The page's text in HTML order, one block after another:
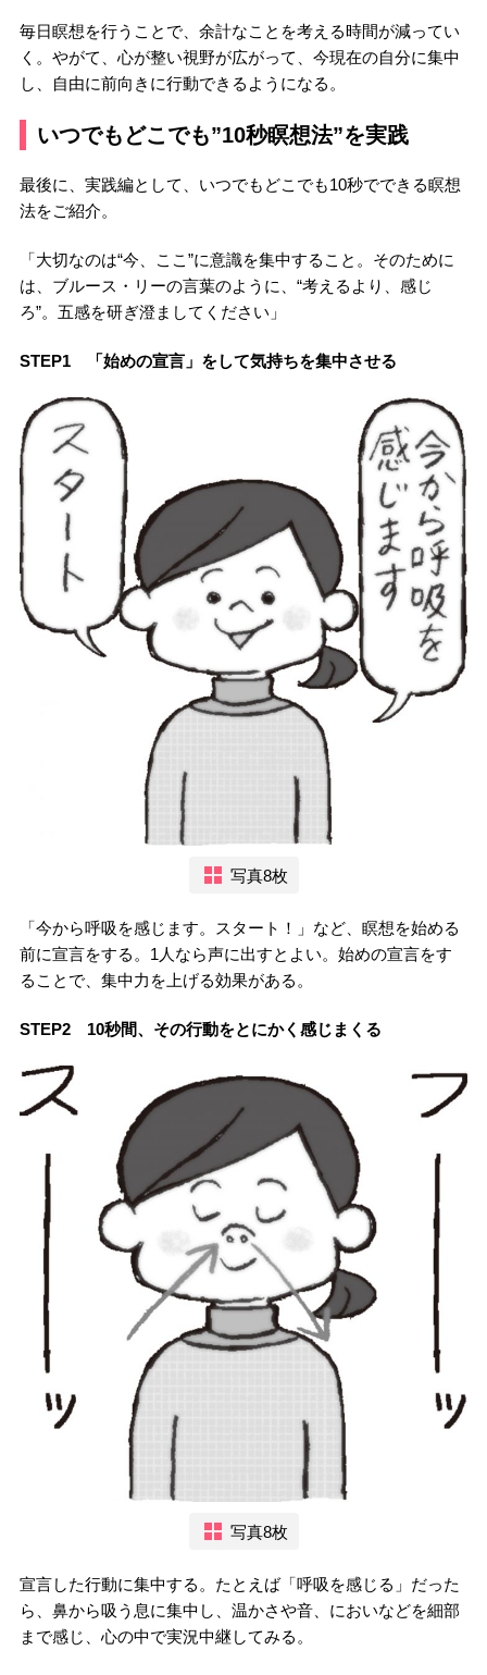
毎日瞑想を行うことで、余計なことを考える時間が減ってい
く。やがて、心が整い視野が広がって、今現在の自分に集中
し、自由に前向きに行動できるようになる。
いつでもどこでも”10秒瞑想法”を実践
最後に、実践編として、いつでもどこでも10秒でできる瞑想
法をご紹介。
「大切なのは“今、ここ”に意識を集中すること。そのために
は、ブルース・リーの言葉のように、“考えるより、感じ
ろ”。五感を研ぎ澄ましてください」
STEP1 「始めの宣言」をして気持ちを集中させる
写真8枚
「今から呼吸を感じます。スタート！」など、瞑想を始める
前に宣言をする。1人なら声に出すとよい。始めの宣言をす
ることで、集中力を上げる効果がある。
STEP2 10秒間、その行動をとにかく感じまくる
写真8枚
宣言した行動に集中する。たとえば「呼吸を感じる」だった
ら、鼻から吸う息に集中し、温かさや音、においなどを細部
まで感じ、心の中で実況中継してみる。